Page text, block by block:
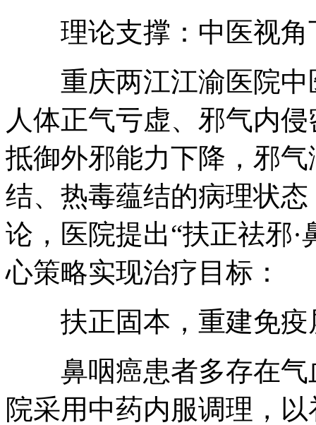
理论支撑：中医视角
重庆两江江渝医院中
人体正气亏虚、邪气内
抵御外邪能力下降，邪
结、热毒蕴结的病理状
论，医院提出“扶正祛邪
心策略实现治疗目标：
扶正固本，重建免疫
鼻咽癌患者多存在气
院采用中药内服调理，